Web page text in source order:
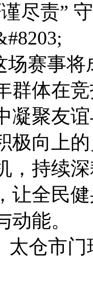
尽责”
赛事将
群体在
凝聚友
极向上
，持续
让全民
能。
协会